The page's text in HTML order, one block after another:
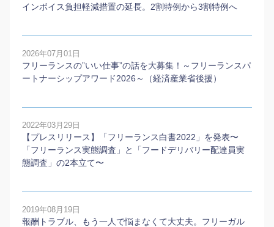
インボイス負担軽減措置の延長。2割特例から3割特例へ
2026年07月01日
フリーランスの”いい仕事”の話を大募集！～フリーランスパ
ートナーシップアワード2026～（経済産業省後援）
2022年03月29日
【プレスリリース】「フリーランス白書2022」を発表〜
「フリーランス実態調査」と「フードデリバリー配達員実
態調査」の2本⽴て〜
2019年08月19日
報酬トラブル、もう一人で悩まなくて大丈夫。フリーガル